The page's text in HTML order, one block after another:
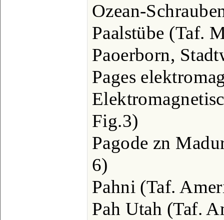
Ozean-
Paalstübe (Taf.
Paoerborn,
Pages
Fig.3)
Pagode zn
6)
Pahni (Taf.
Pah Utah (Taf.